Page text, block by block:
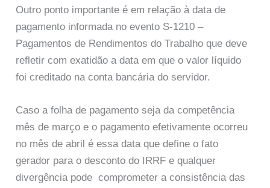
Outro ponto importante é em relação à data de
pagamento informada no evento S-1210 –
Pagamentos de Rendimentos do Trabalho que deve
refletir com exatidão a data em que o valor líquido
foi creditado na conta bancária do servidor.
Caso a folha de pagamento seja da competência
mês de março e o pagamento efetivamente ocorreu
no mês de abril é essa data que define o fato
gerador para o desconto do IRRF e qualquer
divergência pode comprometer a consistência das